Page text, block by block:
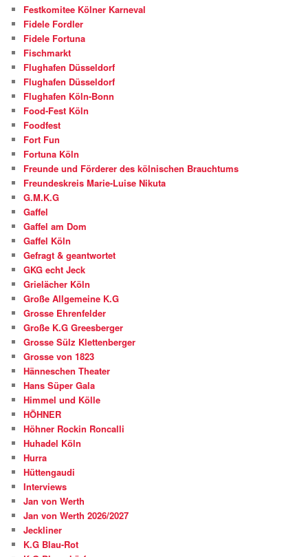
Festkomitee Kölner Karneval
Fidele Fordler
Fidele Fortuna
Fischmarkt
Flughafen Düsseldorf
Flughafen Düsseldorf
Flughafen Köln-Bonn
Food-Fest Köln
Foodfest
Fort Fun
Fortuna Köln
Freunde und Förderer des kölnischen Brauchtums
Freundeskreis Marie-Luise Nikuta
G.M.K.G
Gaffel
Gaffel am Dom
Gaffel Köln
Gefragt & geantwortet
GKG echt Jeck
Grielächer Köln
Große Allgemeine K.G
Grosse Ehrenfelder
Große K.G Greesberger
Grosse Sülz Klettenberger
Grosse von 1823
Hänneschen Theater
Hans Süper Gala
Himmel und Kölle
HÖHNER
Höhner Rockin Roncalli
Huhadel Köln
Hurra
Hüttengaudi
Interviews
Jan von Werth
Jan von Werth 2026/2027
Jeckliner
K.G Blau-Rot